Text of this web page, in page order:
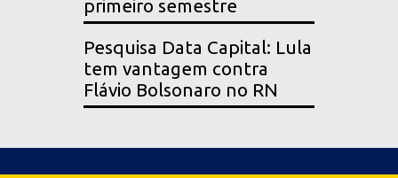
primeiro semestre
Pesquisa Data Capital: Lula
tem vantagem contra
Flávio Bolsonaro no RN